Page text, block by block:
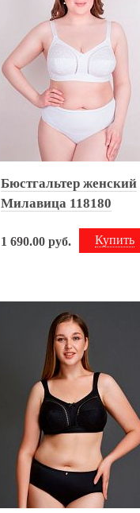
Бюстгальтер женский
Милавица 118180
Купить
1 690.00 руб.